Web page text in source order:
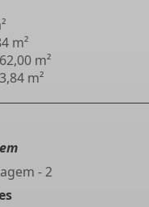
m²
m²
m²
- 2